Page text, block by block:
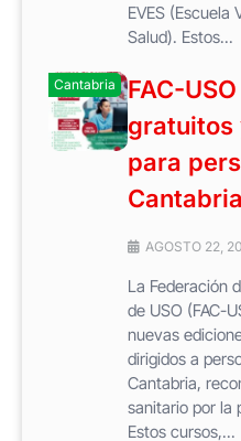
EVES (Escuela
Salud). Estos...
Cantabria
FAC-
gratuitos
para
Cantabria
AGOSTO 22,
La Federación
de USO (FAC-
nuevas
dirigidos a
Cantabria,
sanitario por la
Estos cursos,...